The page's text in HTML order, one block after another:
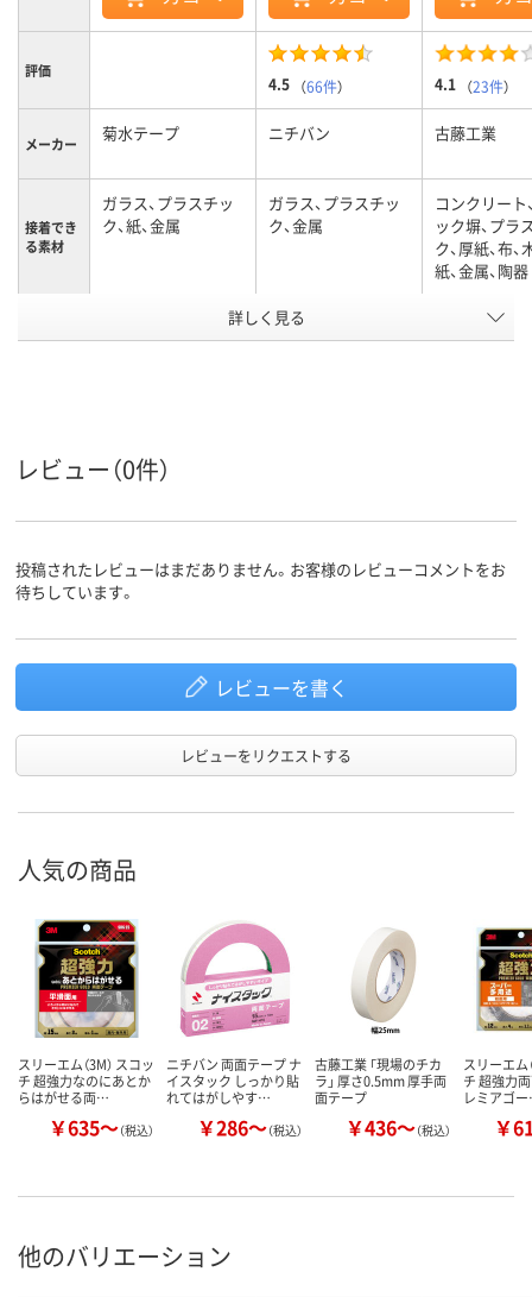
評価
4.5 （66件） 4.1 （23件）
メーカー 菊水テープ ニチバン 古藤工業
接着でき
る素材
ガラス、プラスチッ
ク、紙、金属
ガラス、プラスチッ
ク、金属
コンクリート
ック塀、プラ
ク、厚紙、布、
紙、金属、陶器
65 10
詳しく見る
レビュー（0件）
投稿されたレビューはまだありません。お客様のレビューコメントをお
待ちしています。
レビューを書く
レビューをリクエストする
人気の商品
スリーエム（3M） スコッ
チ 超強力なのにあとか
らはがせる両…
￥635～（税込）
ニチバン 両面テープ ナ
イスタック しっかり貼
れてはがしやす…
￥286～（税込）
古藤工業 「現場のチカ
ラ」 厚さ0.5mm 厚手両
面テープ
￥436～（税込）
スリーエム
チ 超強力
レミアゴ
￥
他のバリエーション